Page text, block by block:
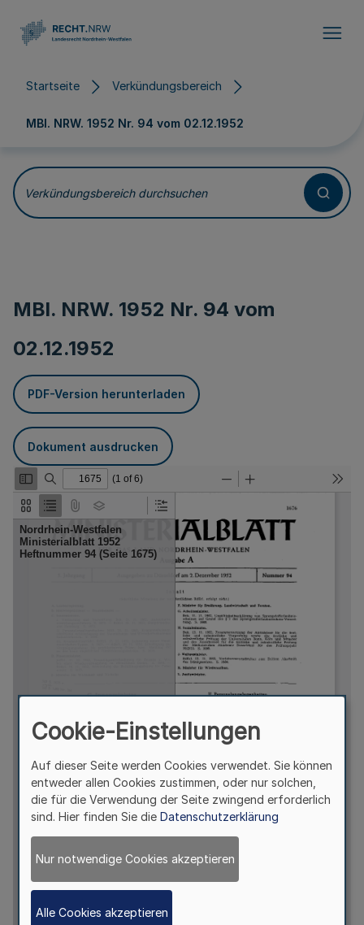
Startseite Verkündungsbereich
MBl. NRW. 1952 Nr. 94 vom 02.12.1952
Verkündungsbereich durchsuchen
MBl. NRW. 1952 Nr. 94 vom
02.12.1952
PDF-Version herunterladen
Dokument ausdrucken
Cookie-Einstellungen
Auf dieser Seite werden Cookies verwendet. Sie können
entweder allen Cookies zustimmen, oder nur solchen,
die für die Verwendung der Seite zwingend erforderlich
sind. Hier finden Sie die Datenschutzerklärung
Nur notwendige Cookies akzeptieren
Alle Cookies akzeptieren